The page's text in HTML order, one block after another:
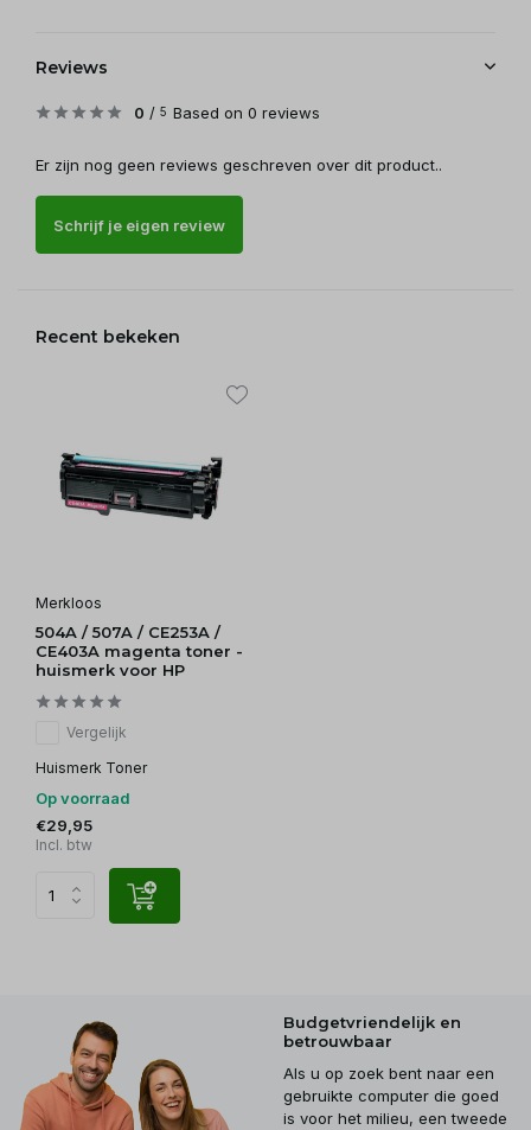
Reviews
0 / 5 Based on 0 reviews
Er zijn nog geen reviews geschreven over dit product..
Schrijf je eigen review
Recent bekeken
Merkloos
504A / 507A / CE253A /
CE403A magenta toner -
huismerk voor HP
Vergelijk
Huismerk Toner
Op voorraad
€29,95
Incl. btw
Budgetvriendelijk en
betrouwbaar
Als u op zoek bent naar een
gebruikte computer die goed
is voor het milieu, een tweede